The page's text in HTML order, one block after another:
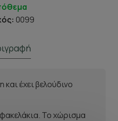
0099
και έχει βελούδινο
Το χώρισμα